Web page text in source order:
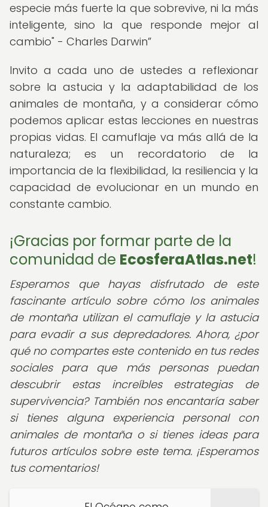
especie más fuerte la que sobrevive, ni la más
inteligente, sino la que responde mejor al
cambio" - Charles Darwin
Invito a cada uno de ustedes a reflexionar
sobre la astucia y la adaptabilidad de los
animales de montaña, y a considerar cómo
podemos aplicar estas lecciones en nuestras
propias vidas. El camuflaje va más allá de la
naturaleza; es un recordatorio de la
importancia de la flexibilidad, la resiliencia y la
capacidad de evolucionar en un mundo en
constante cambio.
¡Gracias por formar parte de la
comunidad de EcosferaAtlas.net!
Esperamos que hayas disfrutado de este
fascinante artículo sobre cómo los animales
de montaña utilizan el camuflaje y la astucia
para evadir a sus depredadores. Ahora, ¿por
qué no compartes este contenido en tus redes
sociales para que más personas puedan
descubrir estas increíbles estrategias de
supervivencia? También nos encantaría saber
si tienes alguna experiencia personal con
animales de montaña o si tienes ideas para
futuros artículos sobre este tema. ¡Esperamos
tus comentarios!